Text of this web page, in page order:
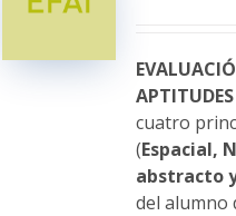
elegir
en
la
página
de
producto
cuatro
(Espacial,
abstracto
del alumno